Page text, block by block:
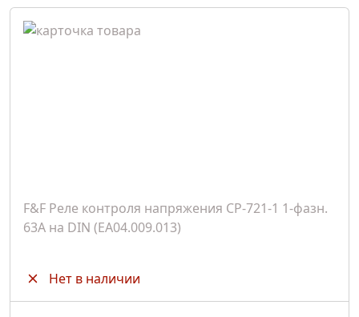
F&F Реле контроля напряжения CP-721-1 1-фазн.
63А на DIN (ЕА04.009.013)
Нет в наличии